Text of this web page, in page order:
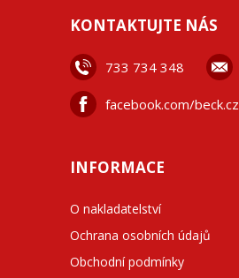
KONTAKTUJTE NÁS
733 734 348
facebook.com/beck.cz
INFORMACE
O nakladatelství
Ochrana osobních údajů
Obchodní podmínky